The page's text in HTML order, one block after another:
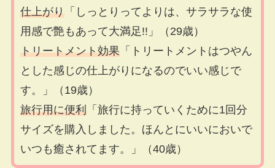
仕上がり「しっとりってよりは、サラサラな使
用感で艶もあって大満足!!」（29歳）
トリートメント効果「トリートメントはつやん
とした感じの仕上がりになるのでいい感じで
す。」（19歳）
旅行用に便利「旅行に持っていくために1回分
サイズを購入しました。ほんとにいいにおいで
いつも癒されてます。」（40歳）